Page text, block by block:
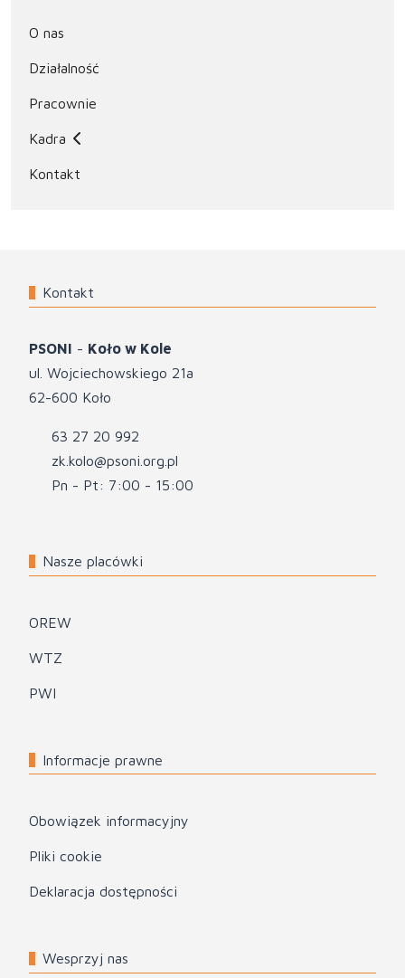
O nas
Działalność
Pracownie
Kadra
Kontakt
Kontakt
PSONI - Koło w Kole
ul. Wojciechowskiego 21a
62-600 Koło
63 27 20 992
zk.kolo@psoni.org.pl
Pn - Pt: 7:00 - 15:00
Nasze placówki
OREW
WTZ
PWI
Informacje prawne
Obowiązek informacyjny
Pliki cookie
Deklaracja dostępności
Wesprzyj nas